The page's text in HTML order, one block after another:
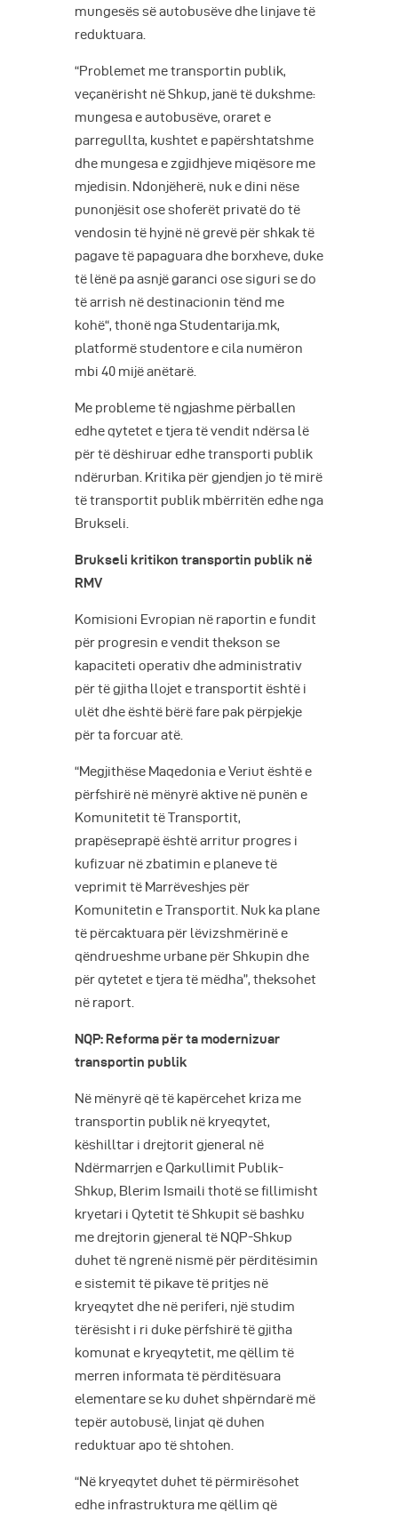
mungesës së autobusëve dhe linjave të
reduktuara.
“Problemet me transportin publik,
veçanërisht në Shkup, janë të dukshme:
mungesa e autobusëve, oraret e
parregullta, kushtet e papërshtatshme
dhe mungesa e zgjidhjeve miqësore me
mjedisin. Ndonjëherë, nuk e dini nëse
punonjësit ose shoferët privatë do të
vendosin të hyjnë në grevë për shkak të
pagave të papaguara dhe borxheve, duke
të lënë pa asnjë garanci ose siguri se do
të arrish në destinacionin tënd me
kohë“, thonë nga Studentarija.mk,
platformë studentore e cila numëron
mbi 40 mijë anëtarë.
Me probleme të ngjashme përballen
edhe qytetet e tjera të vendit ndërsa lë
për të dëshiruar edhe transporti publik
ndërurban. Kritika për gjendjen jo të mirë
të transportit publik mbërritën edhe nga
Brukseli.
Brukseli kritikon transportin publik në
RMV
Komisioni Evropian në raportin e fundit
për progresin e vendit thekson se
kapaciteti operativ dhe administrativ
për të gjitha llojet e transportit është i
ulët dhe është bërë fare pak përpjekje
për ta forcuar atë.
“Megjithëse Maqedonia e Veriut është e
përfshirë në mënyrë aktive në punën e
Komunitetit të Transportit,
prapëseprapë është arritur progres i
kufizuar në zbatimin e planeve të
veprimit të Marrëveshjes për
Komunitetin e Transportit. Nuk ka plane
të përcaktuara për lëvizshmërinë e
qëndrueshme urbane për Shkupin dhe
për qytetet e tjera të mëdha”, theksohet
në raport.
NQP: Reforma për ta modernizuar
transportin publik
Në mënyrë që të kapërcehet kriza me
transportin publik në kryeqytet,
këshilltar i drejtorit gjeneral në
Ndërmarrjen e Qarkullimit Publik-
Shkup, Blerim Ismaili thotë se fillimisht
kryetari i Qytetit të Shkupit së bashku
me drejtorin gjeneral të NQP-Shkup
duhet të ngrenë nismë për përditësimin
e sistemit të pikave të pritjes në
kryeqytet dhe në periferi, një studim
tërësisht i ri duke përfshirë të gjitha
komunat e kryeqytetit, me qëllim të
merren informata të përditësuara
elementare se ku duhet shpërndarë më
tepër autobusë, linjat që duhen
reduktuar apo të shtohen.
“Në kryeqytet duhet të përmirësohet
edhe infrastruktura me qëllim që